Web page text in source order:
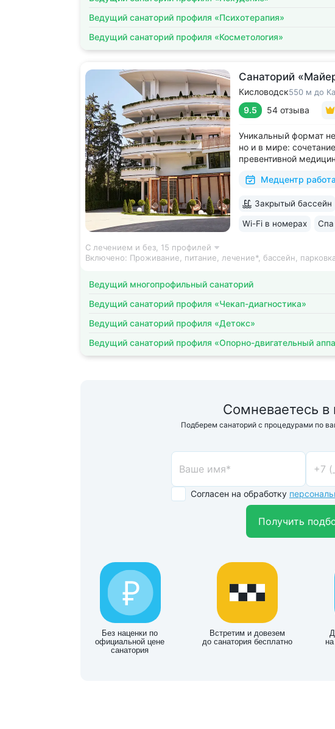
Ведущий санаторий профиля «Психотерапия»
Ведущий санаторий профиля «Косметология»
Санаторий
Кисловодск550 м до
9.5 54 отзыва
Уникальный формат
но и в мире:
превентивной
восстановление
The World Luxury
Медцентр
Закрытый бассейн
Wi-Fi в номерах Спа
С лечением и без, 15 профилей
Включено: Проживание, питание, лечение*, бассейн,
Ведущий многопрофильный санаторий
Ведущий санаторий профиля «Чекап-диагностика»
Ведущий санаторий профиля «Детокс»
Ведущий санаторий профиля «Опорно-двигательный
Сомневаетесь в
Подберем санаторий с процедурами по
Согласен на обработку
Получить
Без наценки по
официальной цене
санатория
Встретим и довезем
до санатория бесплатно